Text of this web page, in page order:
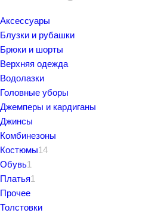
Аксессуары
Блузки и рубашки
Брюки и шорты
Верхняя одежда
Водолазки
Головные уборы
Джемперы и кардиганы
Джинсы
Комбинезоны
Костюмы14
Обувь1
Платья1
Прочее
Толстовки